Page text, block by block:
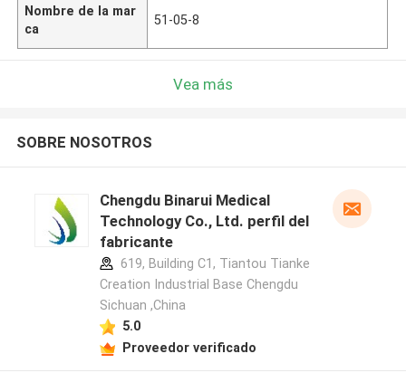
Nombre de la mar
ca
51-05-8
Vea más
SOBRE NOSOTROS
Chengdu Binarui Medical
Technology Co., Ltd. perfil del
fabricante
619, Building C1, Tiantou Tianke
Creation Industrial Base Chengdu
Sichuan ,China
5.0
Proveedor verificado